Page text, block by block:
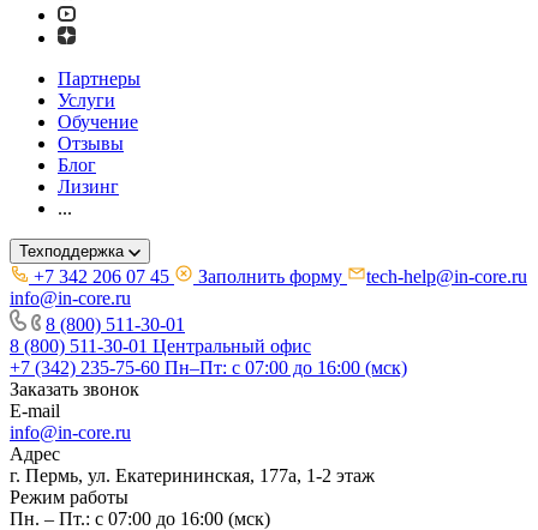
Партнеры
Услуги
Обучение
Отзывы
Блог
Лизинг
...
Техподдержка
+7 342 206 07 45 Заполнить форму
tech-help@in-core.ru
info@in-core.ru
8 (800) 511-30-01
8 (800) 511-30-01 Центральный офис
+7 (342) 235-75-60 Пн–Пт: с 07:00 до 16:00 (мск)
Заказать звонок
E-mail
info@in-core.ru
Адрес
г. Пермь, ул. ​Екатерининская, 177а, ​1-2 этаж
Режим работы
Пн. – Пт.: с 07:00 до 16:00 (мск)